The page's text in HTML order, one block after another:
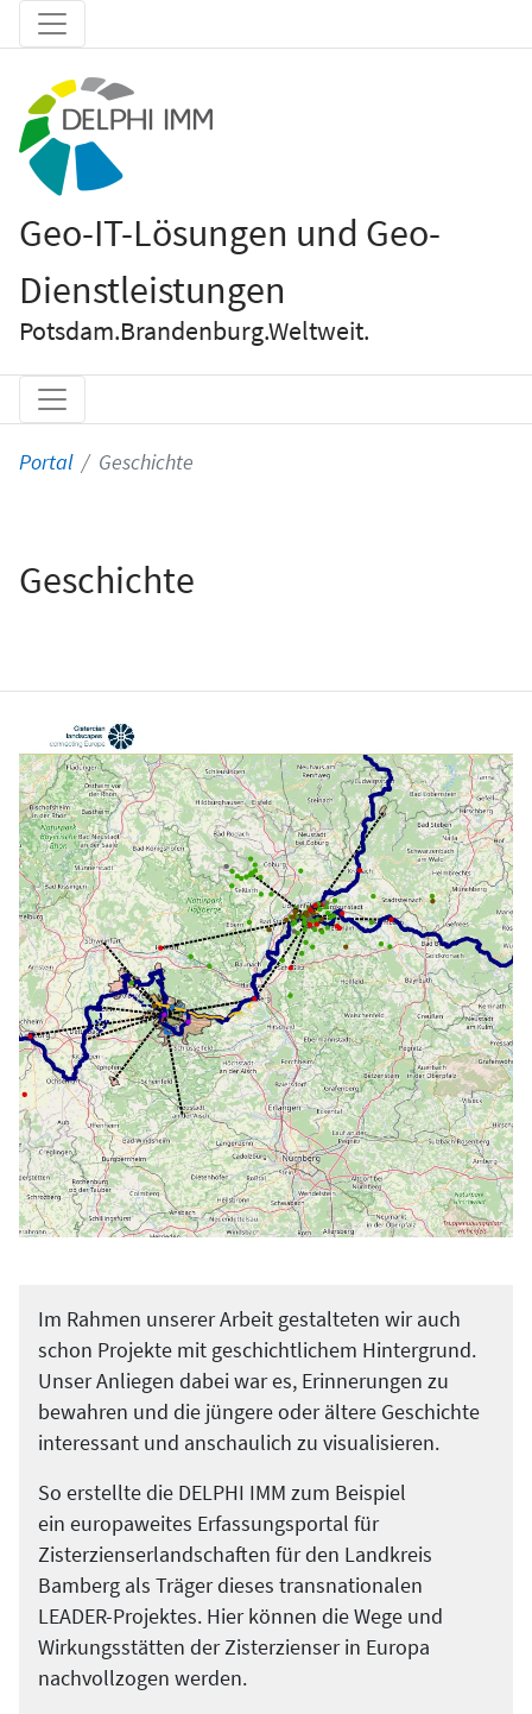
Geo-IT-Lösungen und Geo-
Dienstleistungen
Potsdam.Brandenburg.Weltweit.
Portal Geschichte
Geschichte
Im Rahmen unserer Arbeit gestalteten wir auch
schon Projekte mit geschichtlichem Hintergrund.
Unser Anliegen dabei war es, Erinnerungen zu
bewahren und die jüngere oder ältere Geschichte
interessant und anschaulich zu visualisieren.
So erstellte die DELPHI IMM zum Beispiel
ein europaweites Erfassungsportal für
Zisterzienserlandschaften für den Landkreis
Bamberg als Träger dieses transnationalen
LEADER-Projektes. Hier können die Wege und
Wirkungsstätten der Zisterzienser in Europa
nachvollzogen werden.